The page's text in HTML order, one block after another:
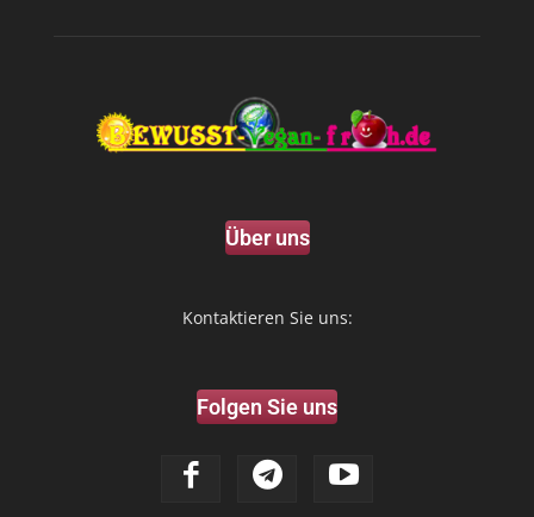
Über uns
Kontaktieren Sie uns:
Folgen Sie uns